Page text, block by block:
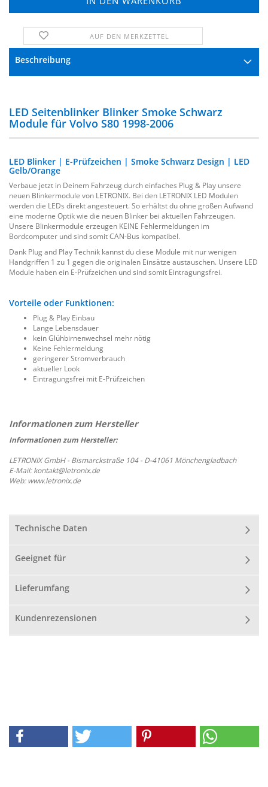
AUF DEN MERKZETTEL
Beschreibung
LED Seitenblinker Blinker Smoke Schwarz
Module für Volvo S80 1998-2006
LED Blinker | E-Prüfzeichen | Smoke Schwarz Design | LED
Gelb/Orange
Verbaue jetzt in Deinem Fahrzeug durch einfaches Plug & Play unsere
neuen Blinkermodule von LETRONIX. Bei den LETRONIX LED Modulen
werden die LEDs direkt angesteuert. So erhältst du ohne großen Aufwand
eine moderne Optik wie die neuen Blinker bei aktuellen Fahrzeugen.
Unsere Blinkermodule erzeugen KEINE Fehlermeldungen im
Bordcomputer und sind somit CAN-Bus kompatibel.
Dank Plug and Play Technik kannst du diese Module mit nur wenigen
Handgriffen 1 zu 1 gegen die originalen Einsätze austauschen. Unsere LED
Module haben ein E-Prüfzeichen und sind somit Eintragungsfrei.
Vorteile oder Funktionen:
Plug & Play Einbau
Lange Lebensdauer
kein Glühbirnenwechsel mehr nötig
Keine Fehlermeldung
geringerer Stromverbrauch
aktueller Look
Eintragungsfrei mit E-Prüfzeichen
Informationen zum Hersteller:
LETRONIX GmbH - Bismarckstraße 104 - D-41061 Mönchengladbach
E-Mail: kontakt@letronix.de
Web: www.letronix.de
Technische Daten
Geeignet für
Lieferumfang
Kundenrezensionen